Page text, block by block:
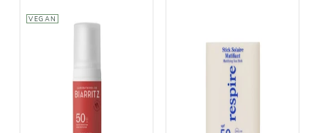
VEGAN
LABORATOIRES
DE BIARRITZ
RESPIRE